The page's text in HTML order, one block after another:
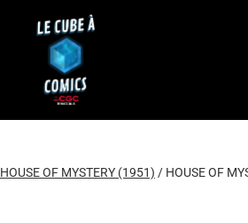
HOUSE OF MYSTERY (1951) / HOUSE OF